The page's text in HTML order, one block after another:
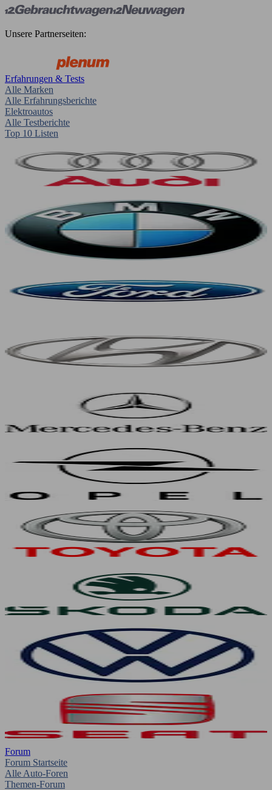
Unsere Partnerseiten:
Erfahrungen & Tests
Alle Marken
Alle Erfahrungsberichte
Elektroautos
Alle Testberichte
Top 10 Listen
Forum
Forum Startseite
Alle Auto-Foren
Themen-Forum